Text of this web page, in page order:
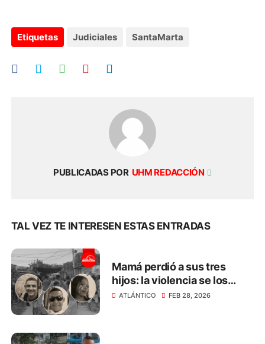
Etiquetas Judiciales SantaMarta
PUBLICADAS POR UHM REDACCIÓN
TAL VEZ TE INTERESEN ESTAS ENTRADAS
Mamá perdió a sus tres
hijos: la violencia se los
arrebató en menos de 3
ATLÁNTICO FEB 28, 2026